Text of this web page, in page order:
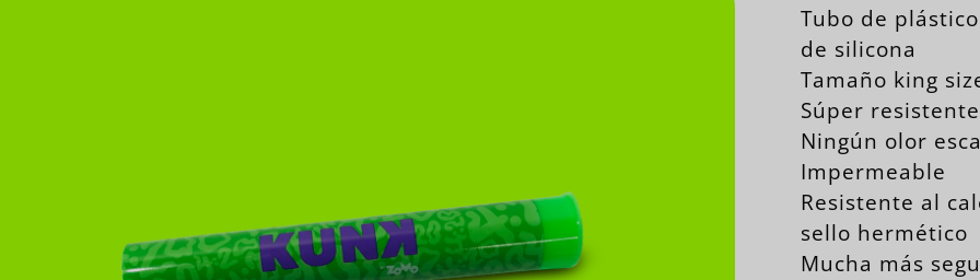
Tubo de
de silicona
Tamaño king
Súper resistente
Ningún olor
Impermeable
Resistente al
sello hermético
Mucha más